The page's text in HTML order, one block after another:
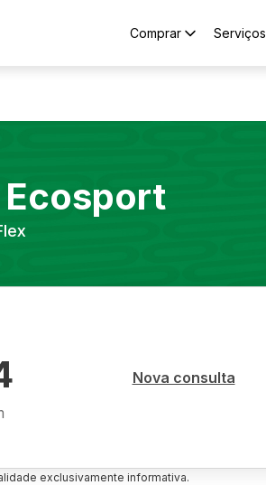
Comprar Serviços
Ecosport
Nova consulta
exclusivamente informativa.